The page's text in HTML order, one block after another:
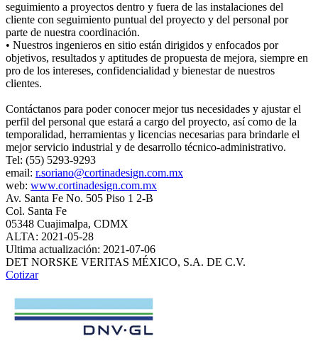
seguimiento a proyectos dentro y fuera de las instalaciones del
cliente con seguimiento puntual del proyecto y del personal por
parte de nuestra coordinación.
• Nuestros ingenieros en sitio están dirigidos y enfocados por
objetivos, resultados y aptitudes de propuesta de mejora, siempre en
pro de los intereses, confidencialidad y bienestar de nuestros
clientes.
Contáctanos para poder conocer mejor tus necesidades y ajustar el
perfil del personal que estará a cargo del proyecto, así como de la
temporalidad, herramientas y licencias necesarias para brindarle el
mejor servicio industrial y de desarrollo técnico-administrativo.
Tel: (55) 5293-9293
email: r.soriano@cortinadesign.com.mx
web: www.cortinadesign.com.mx
Av. Santa Fe No. 505 Piso 1 2-B
Col. Santa Fe
05348 Cuajimalpa, CDMX
ALTA: 2021-05-28
Ultima actualización: 2021-07-06
DET NORSKE VERITAS MÉXICO, S.A. DE C.V.
Cotizar